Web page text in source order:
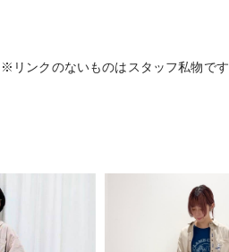
※リンクのないものはスタッフ私物です